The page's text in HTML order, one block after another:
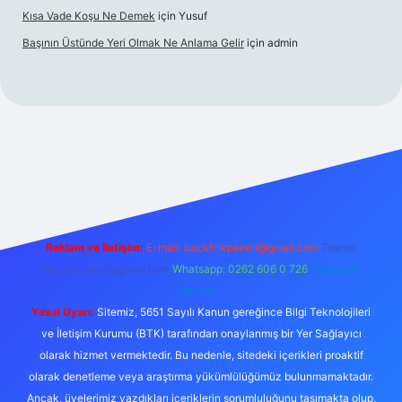
Kısa Vade Koşu Ne Demek için Yusuf
Başının Üstünde Yeri Olmak Ne Anlama Gelir için admin
Reklam ve İletişim: E-mail: backlinkpaneli@gmail.com Teams:
forumhizmeti@gmail.com Whatsapp: 0262 606 0 726 Telegram:
@karabul
Yasal Uyarı: Sitemiz, 5651 Sayılı Kanun gereğince Bilgi Teknolojileri
ve İletişim Kurumu (BTK) tarafından onaylanmış bir Yer Sağlayıcı
olarak hizmet vermektedir. Bu nedenle, sitedeki içerikleri proaktif
olarak denetleme veya araştırma yükümlülüğümüz bulunmamaktadır.
Ancak, üyelerimiz yazdıkları içeriklerin sorumluluğunu taşımakta olup,